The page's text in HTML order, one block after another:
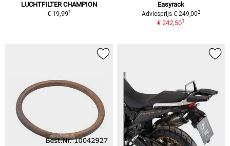
LUCHTFILTER CHAMPION
€ 19,991
Easyrack
Adviesprijs € 249,002
€ 242,501